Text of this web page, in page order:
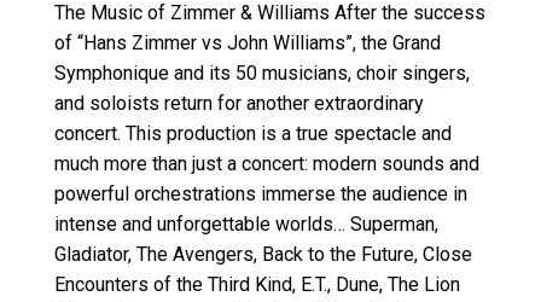
The Music of Zimmer & Williams After the success
of “Hans Zimmer vs John Williams”, the Grand
Symphonique and its 50 musicians, choir singers,
and soloists return for another extraordinary
concert. This production is a true spectacle and
much more than just a concert: modern sounds and
powerful orchestrations immerse the audience in
intense and unforgettable worlds… Superman,
Gladiator, The Avengers, Back to the Future, Close
Encounters of the Third Kind, E.T., Dune, The Lion